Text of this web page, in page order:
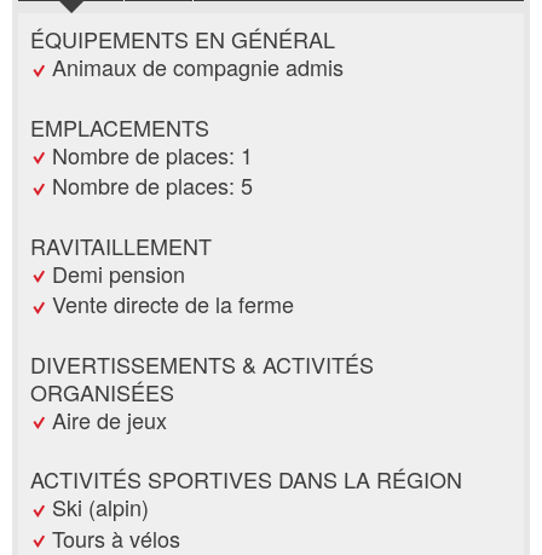
ÉQUIPEMENTS EN GÉNÉRAL
Animaux de compagnie admis
EMPLACEMENTS
Nombre de places: 1
Nombre de places: 5
RAVITAILLEMENT
Demi pension
Vente directe de la ferme
DIVERTISSEMENTS & ACTIVITÉS
ORGANISÉES
Aire de jeux
ACTIVITÉS SPORTIVES DANS LA RÉGION
Ski (alpin)
Tours à vélos